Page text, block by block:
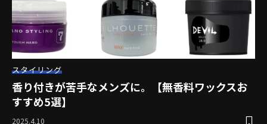
スタイリング
香り付きが苦手なメンズに。【無香料ワックスお
すすめ5選】
2025.4.10